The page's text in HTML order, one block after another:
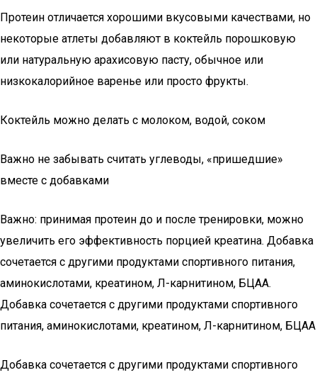
Протеин отличается хорошими вкусовыми качествами, но
некоторые атлеты добавляют в коктейль порошковую
или натуральную арахисовую пасту, обычное или
низкокалорийное варенье или просто фрукты.
Коктейль можно делать с молоком, водой, соком
Важно не забывать считать углеводы, «пришедшие»
вместе с добавками
Важно: принимая протеин до и после тренировки, можно
увеличить его эффективность порцией креатина. Добавка
сочетается с другими продуктами спортивного питания,
аминокислотами, креатином, Л-карнитином, БЦАА.
Добавка сочетается с другими продуктами спортивного
питания, аминокислотами, креатином, Л-карнитином, БЦАА
Добавка сочетается с другими продуктами спортивного